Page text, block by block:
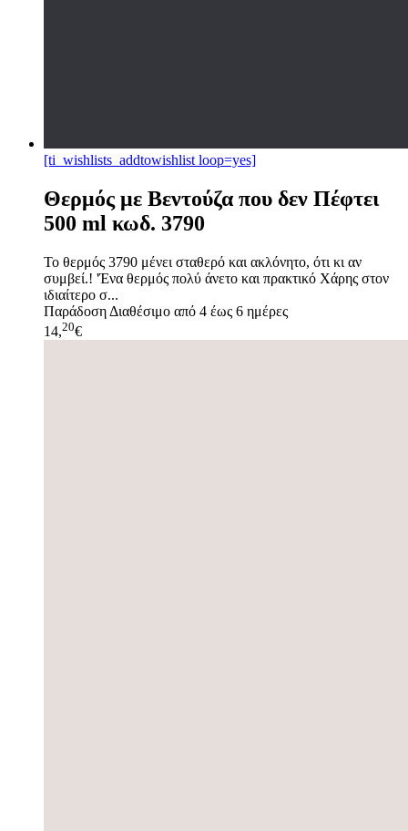
[ti_wishlists_addtowishlist loop=yes]
Θερμός με Βεντούζα που δεν Πέφτει
500 ml κωδ. 3790
Το θερμός 3790 μένει σταθερό και ακλόνητο, ότι κι αν
συμβεί.! 'Ένα θερμός πολύ άνετο και πρακτικό Χάρης στον
ιδιαίτερο σ...
Παράδοση Διαθέσιμο από 4 έως 6 ημέρες
14,20€